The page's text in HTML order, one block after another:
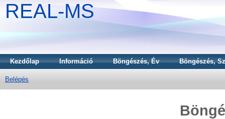
REAL-MS
Kezdőlap Információ Böngészés, Év Böngészés,
Belépés